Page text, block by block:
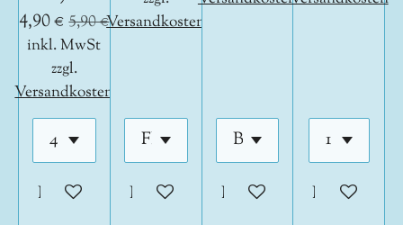
4,90 € 5,90 €
inkl. MwSt
zzgl.
Versandkosten
In den Warenkorb
Versandkosten
In den WarenkorbIn den Warenkorb
In den